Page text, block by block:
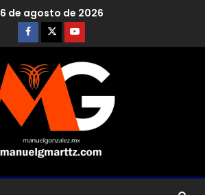
6 de agosto de 2026